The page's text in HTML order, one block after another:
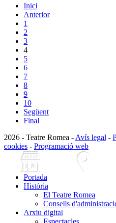
Inici
Anterior
1
2
3
4
5
6
7
8
9
10
Següent
Final
2026 - Teatre Romea - Avís legal -
cookies - Programació web
Portada
Història
El Teatre Romea
Consells
Arxiu digital
Espectacles